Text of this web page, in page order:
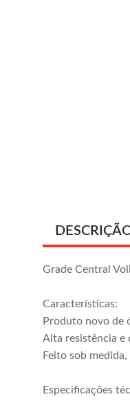
Grade Central
Características:
Produto novo de
Alta resistência e
Feito sob
Especificações